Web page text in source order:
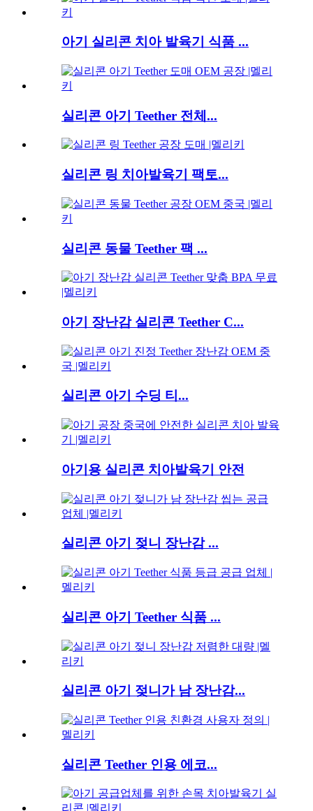
아기 실리콘 치아 발육기 식품 ...
실리콘 아기 Teether 전체...
실리콘 링 치아발육기 팩토...
실리콘 동물 Teether 팩 ...
아기 장난감 실리콘 Teether C...
실리콘 아기 수딩 티...
아기용 실리콘 치아발육기 안전
실리콘 아기 젖니 장난감 ...
실리콘 아기 Teether 식품 ...
실리콘 아기 젖니가 남 장난감...
실리콘 Teether 인용 에코...